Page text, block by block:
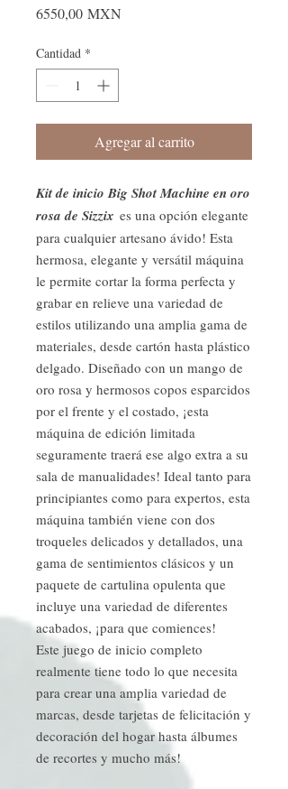
6550,00 MXN
Cantidad *
Agregar al carrito
Kit de inicio Big Shot Machine en oro
rosa de Sizzix es una opción elegante
para cualquier artesano ávido! Esta
hermosa, elegante y versátil máquina
le permite cortar la forma perfecta y
grabar en relieve una variedad de
estilos utilizando una amplia gama de
materiales, desde cartón hasta plástico
delgado. Diseñado con un mango de
oro rosa y hermosos copos esparcidos
por el frente y el costado, ¡esta
máquina de edición limitada
seguramente traerá ese algo extra a su
sala de manualidades! Ideal tanto para
principiantes como para expertos, esta
máquina también viene con dos
troqueles delicados y detallados, una
gama de sentimientos clásicos y un
paquete de cartulina opulenta que
incluye una variedad de diferentes
acabados, ¡para que comiences!
Este juego de inicio completo
realmente tiene todo lo que necesita
para crear una amplia variedad de
marcas, desde tarjetas de felicitación y
decoración del hogar hasta álbumes
de recortes y mucho más!